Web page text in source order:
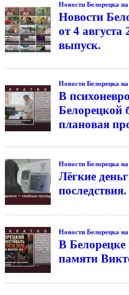
Новости Белорецка
Новости
от 4
выпуск.
Новости Белорецка
В
Белорецкой
плановая
Новости Белорецка
Лёгкие
последствия.
Новости Белорецка
В Белорецке
памяти